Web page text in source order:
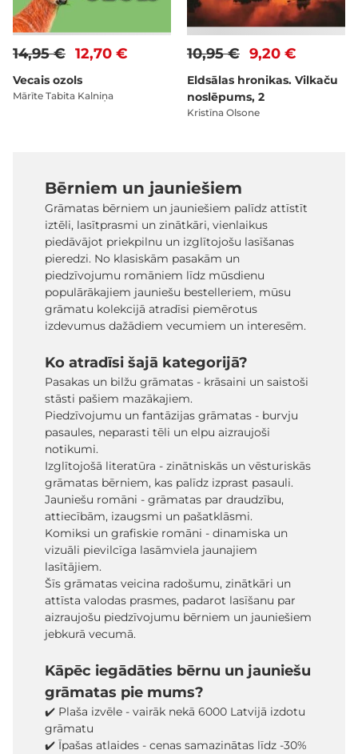
12,70 €
14,95 €
Vecais ozols
Mārīte Tabita Kalniņa
9,20 €
10,95 €
Eldsālas hronikas. Vilkaču
noslēpums, 2
Kristīna Olsone
Bērniem un jauniešiem
Grāmatas bērniem un jauniešiem palīdz attīstīt
iztēli, lasītprasmi un zinātkāri, vienlaikus
piedāvājot priekpilnu un izglītojošu lasīšanas
pieredzi. No klasiskām pasakām un
piedzīvojumu romāniem līdz mūsdienu
populārākajiem jauniešu bestelleriem, mūsu
grāmatu kolekcijā atradīsi piemērotus
izdevumus dažādiem vecumiem un interesēm.
Ko atradīsi šajā kategorijā?
Pasakas un bilžu grāmatas - krāsaini un saistoši
stāsti pašiem mazākajiem.
Piedzīvojumu un fantāzijas grāmatas - burvju
pasaules, neparasti tēli un elpu aizraujoši
notikumi.
Izglītojošā literatūra - zinātniskās un vēsturiskās
grāmatas bērniem, kas palīdz izprast pasauli.
Jauniešu romāni - grāmatas par draudzību,
attiecībām, izaugsmi un pašatklāsmi.
Komiksi un grafiskie romāni - dinamiska un
vizuāli pievilcīga lasāmviela jaunajiem
lasītājiem.
Šīs grāmatas veicina radošumu, zinātkāri un
attīsta valodas prasmes, padarot lasīšanu par
aizraujošu piedzīvojumu bērniem un jauniešiem
jebkurā vecumā.
Kāpēc iegādāties bērnu un jauniešu
grāmatas pie mums?
✔️ Plaša izvēle - vairāk nekā 6000 Latvijā izdotu
grāmatu
✔️ Īpašas atlaides - cenas samazinātas līdz -30%